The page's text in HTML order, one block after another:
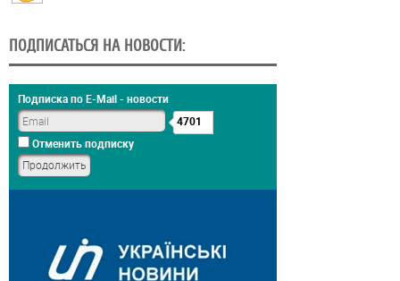
ПОДПИСАТЬСЯ НА НОВОСТИ:
Подписка по E-Mail - новости
4701
Отменить подписку